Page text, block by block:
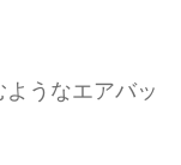
うなエアバッ